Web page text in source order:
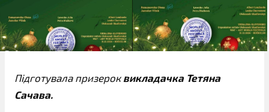
Підготувала призерок викладачка Тетяна
Сачава.